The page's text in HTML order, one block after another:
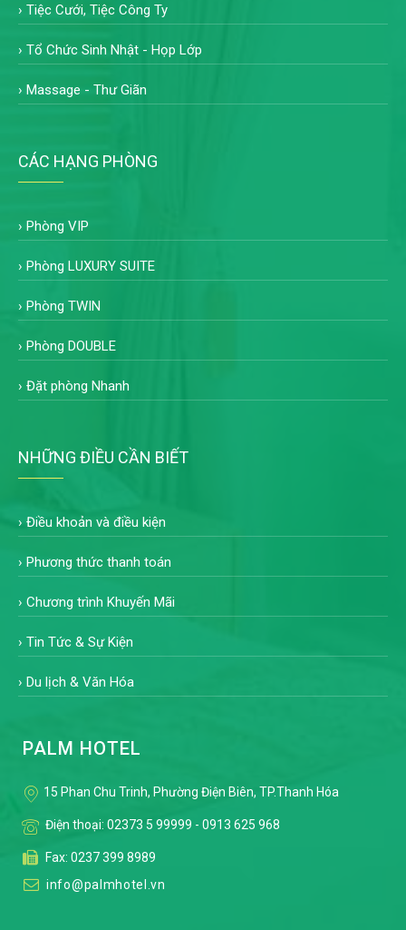
› Tiệc Cưới, Tiệc Công Ty
› Tổ Chức Sinh Nhật - Họp Lớp
› Massage - Thư Giãn
CÁC HẠNG PHÒNG
› Phòng VIP
› Phòng LUXURY SUITE
› Phòng TWIN
› Phòng DOUBLE
› Đặt phòng Nhanh
NHỮNG ĐIỀU CẦN BIẾT
› Điều khoản và điều kiện
› Phương thức thanh toán
› Chương trình Khuyến Mãi
› Tin Tức & Sự Kiện
› Du lịch & Văn Hóa
PALM HOTEL
15 Phan Chu Trinh, Phường Điện Biên, TP.Thanh Hóa
Điện thoại: 02373 5 99999 - 0913 625 968
Fax: 0237 399 8989
info@palmhotel.vn